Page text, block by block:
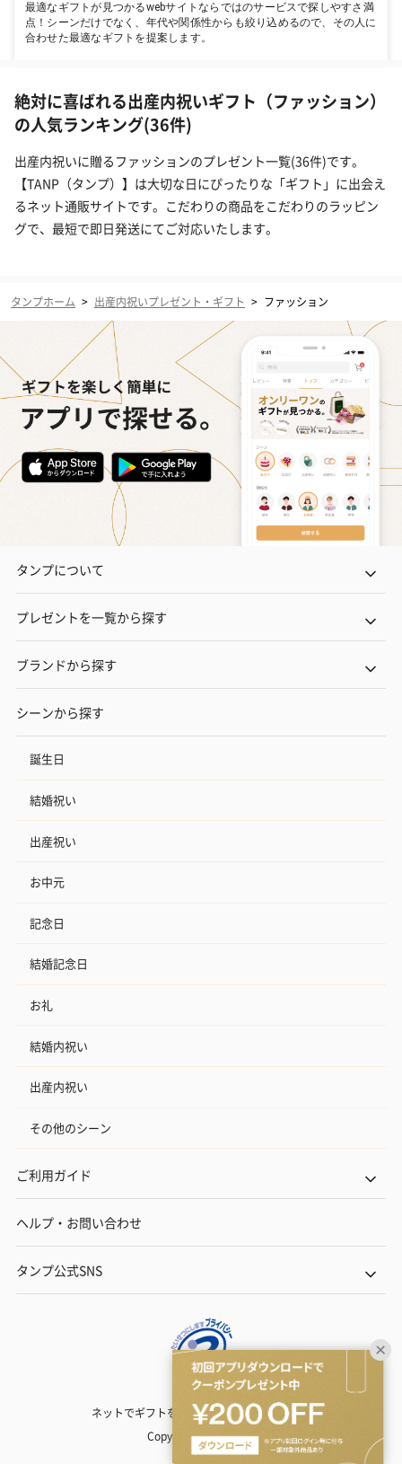
最適なギフトが見つかるwebサイトならではのサービスで探しやすさ満
点！シーンだけでなく、年代や関係性からも絞り込めるので、その人に
合わせた最適なギフトを提案します。
絶対に喜ばれる出産内祝いギフト（ファッション）
の人気ランキング(36件)
出産内祝いに贈るファッションのプレゼント一覧(36件)です。
【TANP（タンプ）】は大切な日にぴったりな「ギフト」に出会え
るネット通販サイトです。こだわりの商品をこだわりのラッピン
グで、最短で即日発送にてご対応いたします。
タンプホーム > 出産内祝いプレゼント・ギフト > ファッション
タンプについて
プレゼントを一覧から探す
ブランドから探す
シーンから探す
誕生日
結婚祝い
出産祝い
お中元
記念日
結婚記念日
お礼
結婚内祝い
出産内祝い
その他のシーン
ご利用ガイド
ヘルプ・お問い合わせ
タンプ公式SNS
ネットでギフトを贈るなら | TANP（タンプ）
Copyright© TANP Inc.